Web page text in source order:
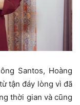
Santos, Hoàng
tận đáy lòng vì đã
thời gian và cũng